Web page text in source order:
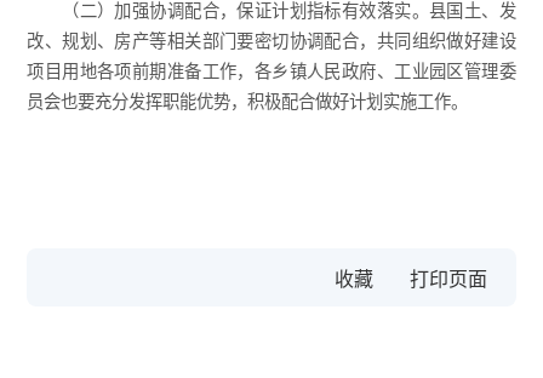
（二）加强协调配合，保证计划指标有效落实。县国土、发
改、规划、房产等相关部门要密切协调配合，共同组织做好建设
项目用地各项前期准备工作，各乡镇人民政府、工业园区管理委
员会也要充分发挥职能优势，积极配合做好计划实施工作。
收藏